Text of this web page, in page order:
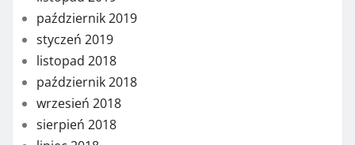
październik 2019
styczeń 2019
listopad 2018
październik 2018
wrzesień 2018
sierpień 2018